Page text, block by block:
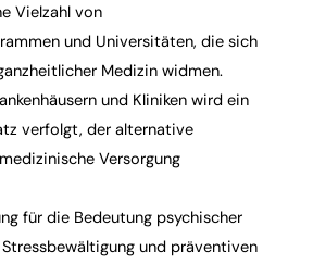
Vielzahl von
und Universitäten, die sich
Medizin widmen.
und Kliniken wird ein
verfolgt, der alternative
Versorgung
für die Bedeutung psychischer
und präventiven